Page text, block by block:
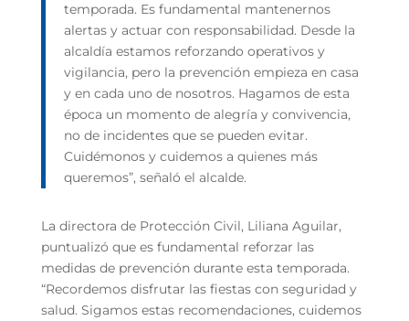
temporada. Es fundamental mantenernos
alertas y actuar con responsabilidad. Desde la
alcaldía estamos reforzando operativos y
vigilancia, pero la prevención empieza en casa
y en cada uno de nosotros. Hagamos de esta
época un momento de alegría y convivencia,
no de incidentes que se pueden evitar.
Cuidémonos y cuidemos a quienes más
queremos”, señaló el alcalde.
La directora de Protección Civil, Liliana Aguilar,
puntualizó que es fundamental reforzar las
medidas de prevención durante esta temporada.
“Recordemos disfrutar las fiestas con seguridad y
salud. Sigamos estas recomendaciones, cuidemos